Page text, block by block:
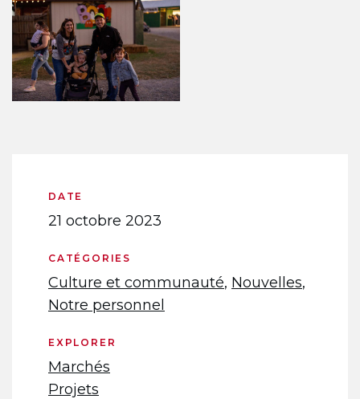
DATE
21 octobre 2023
CATÉGORIES
Culture et communauté, Nouvelles,
Notre personnel
EXPLORER
Marchés
Projets